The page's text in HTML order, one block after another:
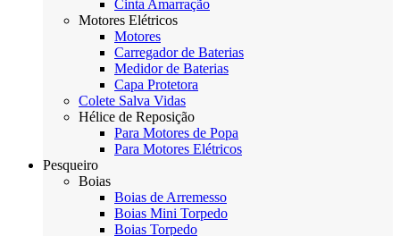
Cinta Amarração
Motores Elétricos
Motores
Carregador de Baterias
Medidor de Baterias
Capa Protetora
Colete Salva Vidas
Hélice de Reposição
Para Motores de Popa
Para Motores Elétricos
Pesqueiro
Boias
Boias de Arremesso
Boias Mini Torpedo
Boias Torpedo